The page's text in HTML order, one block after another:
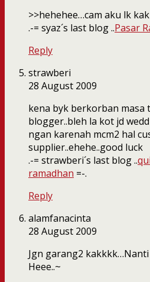
>>hehehee…cam aku lk kak
.-= syaz´s last blog ..Pasar
Reply
strawberi
28 August 2009
kena byk berkorban masa
blogger..bleh la kot jd
ngan karenah mcm2 hal
supplier..ehehe..good luck
.-= strawberi´s last blog ..
ramadhan =-.
Reply
alamfanacinta
28 August 2009
Jgn garang2
Heee..~